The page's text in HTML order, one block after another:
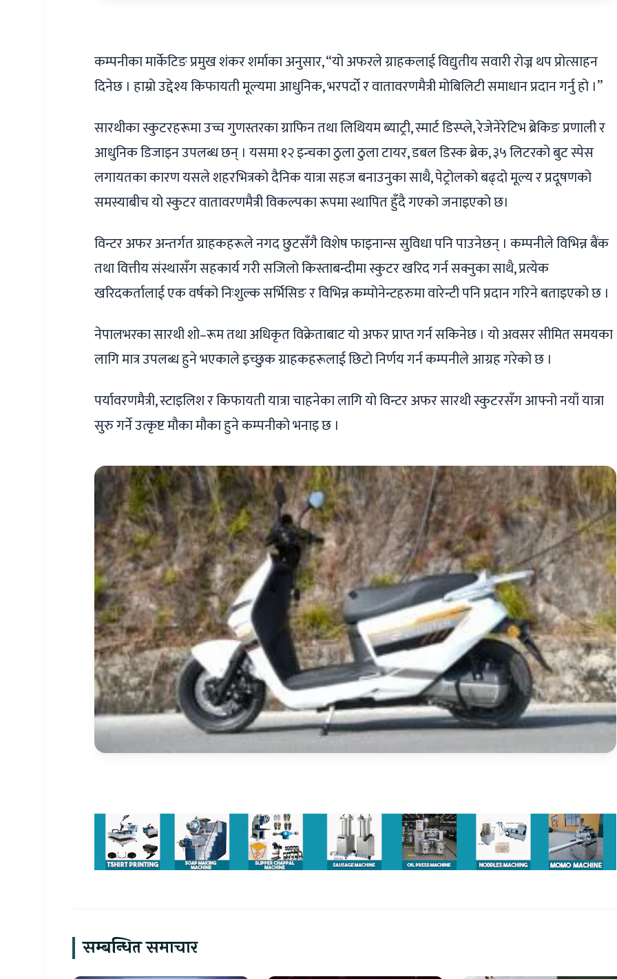
कम्पनीका मार्केटिङ प्रमुख शंकर शर्माका अनुसार, “यो अफरले ग्राहकलाई विद्युतीय सवारी रोज्न थप प्रोत्साहन
दिनेछ । हाम्रो उद्देश्य किफायती मूल्यमा आधुनिक, भरपर्दो र वातावरणमैत्री मोबिलिटी समाधान प्रदान गर्नु हो ।”
सारथीका स्कुटरहरूमा उच्च गुणस्तरका ग्राफिन तथा लिथियम ब्याट्री, स्मार्ट डिस्प्ले, रेजेनेरेटिभ ब्रेकिङ प्रणाली र
आधुनिक डिजाइन उपलब्ध छन् । यसमा १२ इन्चका ठुला ठुला टायर, डबल डिस्क ब्रेक, ३५ लिटरको बुट स्पेस
लगायतका कारण यसले शहरभित्रको दैनिक यात्रा सहज बनाउनुका साथै, पेट्रोलको बढ्दो मूल्य र प्रदूषणको
समस्याबीच यो स्कुटर वातावरणमैत्री विकल्पका रूपमा स्थापित हुँदै गएको जनाइएको छ।
विन्टर अफर अन्तर्गत ग्राहकहरूले नगद छुटसँगै विशेष फाइनान्स सुविधा पनि पाउनेछन् । कम्पनीले विभिन्न बैंक
तथा वित्तीय संस्थासँग सहकार्य गरी सजिलो किस्ताबन्दीमा स्कुटर खरिद गर्न सक्नुका साथै, प्रत्येक
खरिदकर्तालाई एक वर्षको निःशुल्क सर्भिसिङ र विभिन्न कम्पोनेन्टहरुमा वारेन्टी पनि प्रदान गरिने बताइएको छ ।
नेपालभरका सारथी शो–रूम तथा अधिकृत विक्रेताबाट यो अफर प्राप्त गर्न सकिनेछ । यो अवसर सीमित समयका
लागि मात्र उपलब्ध हुने भएकाले इच्छुक ग्राहकहरूलाई छिटो निर्णय गर्न कम्पनीले आग्रह गरेको छ ।
पर्यावरणमैत्री, स्टाइलिश र किफायती यात्रा चाहनेका लागि यो विन्टर अफर सारथी स्कुटरसँग आफ्नो नयाँ यात्रा
सुरु गर्ने उत्कृष्ट मौका मौका हुने कम्पनीको भनाइ छ ।
सम्बन्धित समाचार